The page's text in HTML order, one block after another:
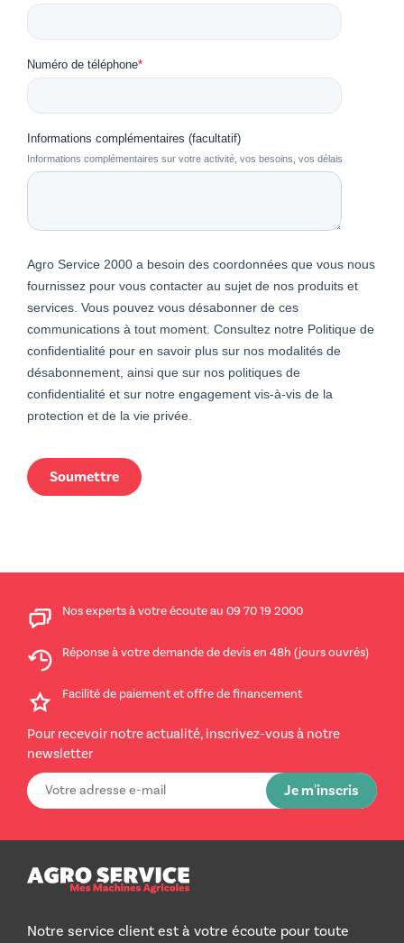
Numéro de téléphone*
Informations complémentaires (facultatif)
Informations complémentaires sur votre activité, vos besoins, vos délais
Agro Service 2000 a besoin des coordonnées que vous nous
fournissez pour vous contacter au sujet de nos produits et
services. Vous pouvez vous désabonner de ces
communications à tout moment. Consultez notre Politique de
confidentialité pour en savoir plus sur nos modalités de
désabonnement, ainsi que sur nos politiques de
confidentialité et sur notre engagement vis-à-vis de la
protection et de la vie privée.
Nos experts à votre écoute au 09 70 19 2000
Réponse à votre demande de devis en 48h (jours ouvrés)
Facilité de paiement et offre de financement
Pour recevoir notre actualité, inscrivez-vous à notre
newsletter
Notre service client est à votre écoute pour toute